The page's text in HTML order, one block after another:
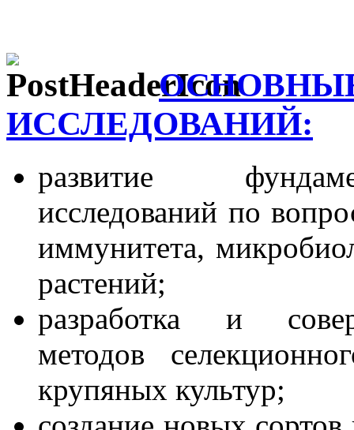
ИССЛЕДОВАНИЙ:
развитие
исследований по
иммунитета,
растений;
разработка и
методов
крупяных культур;